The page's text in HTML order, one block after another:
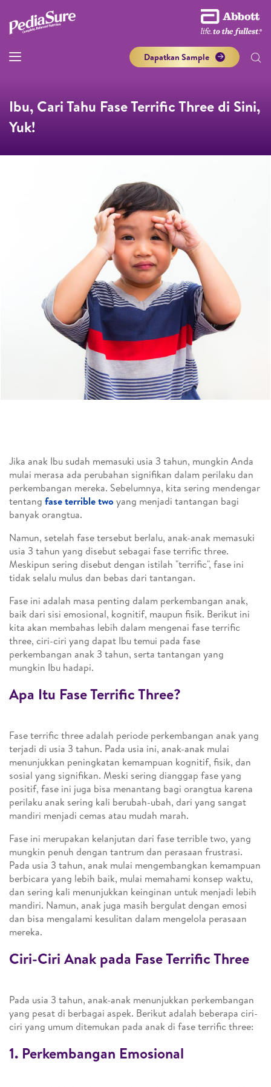
Dapatkan Sample
Ibu, Cari Tahu Fase Terrific Three di Sini,
Yuk!
Jika anak Ibu sudah memasuki usia 3 tahun, mungkin Anda
mulai merasa ada perubahan signifikan dalam perilaku dan
perkembangan mereka. Sebelumnya, kita sering mendengar
tentang fase terrible two yang menjadi tantangan bagi
banyak orangtua.
Namun, setelah fase tersebut berlalu, anak-anak memasuki
usia 3 tahun yang disebut sebagai fase terrific three.
Meskipun sering disebut dengan istilah "terrific", fase ini
tidak selalu mulus dan bebas dari tantangan.
Fase ini adalah masa penting dalam perkembangan anak,
baik dari sisi emosional, kognitif, maupun fisik. Berikut ini
kita akan membahas lebih dalam mengenai fase terrific
three, ciri-ciri yang dapat Ibu temui pada fase
perkembangan anak 3 tahun, serta tantangan yang
mungkin Ibu hadapi.
Apa Itu Fase Terrific Three?
Fase terrific three adalah periode perkembangan anak yang
terjadi di usia 3 tahun. Pada usia ini, anak-anak mulai
menunjukkan peningkatan kemampuan kognitif, fisik, dan
sosial yang signifikan. Meski sering dianggap fase yang
positif, fase ini juga bisa menantang bagi orangtua karena
perilaku anak sering kali berubah-ubah, dari yang sangat
mandiri menjadi cemas atau mudah marah.
Fase ini merupakan kelanjutan dari fase terrible two, yang
mungkin penuh dengan tantrum dan perasaan frustrasi.
Pada usia 3 tahun, anak mulai mengembangkan kemampuan
berbicara yang lebih baik, mulai memahami konsep waktu,
dan sering kali menunjukkan keinginan untuk menjadi lebih
mandiri. Namun, anak juga masih bergulat dengan emosi
dan bisa mengalami kesulitan dalam mengelola perasaan
mereka.
Ciri-Ciri Anak pada Fase Terrific Three
Pada usia 3 tahun, anak-anak menunjukkan perkembangan
yang pesat di berbagai aspek. Berikut adalah beberapa ciri-
ciri yang umum ditemukan pada anak di fase terrific three:
1. Perkembangan Emosional